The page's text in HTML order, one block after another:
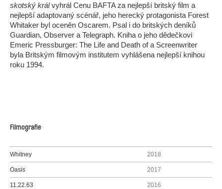
skotský králvyhrál Cenu BAFTA za nejlepší britský film a
nejlepší adaptovaný scénář, jeho herecký protagonista Forest
Whitaker byl oceněn Oscarem. Psal i do britských deníků
Guardian, Observer a Telegraph. Kniha o jeho dědečkovi
Emeric Pressburger: The Life and Death of a Screenwriter
byla Britským filmovým institutem vyhlášena nejlepší knihou
roku 1994.
Filmografie
Whitney 2018
Oasis 2017
11.22.63 2016